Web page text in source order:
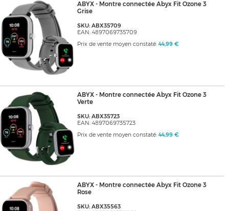
ABYX - Montre connectée Abyx Fit Ozone 3
Grise
SKU: ABX35709
EAN: 4897069735709
Prix de vente moyen constaté: 44,99 €
ABYX - Montre connectée Abyx Fit Ozone 3
Verte
SKU: ABX35723
EAN: 4897069735723
Prix de vente moyen constaté: 44,99 €
ABYX - Montre connectée Abyx Fit Ozone 3
Rose
SKU: ABX35563